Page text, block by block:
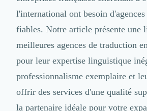
Logiciel de Gestion des Recrutements (ATS)
Solutions pour CSE
Marketing Digital
Inbound Marketing
Relations Presse et Publiques
Prospection Commerciale
Production Vidéo
l'international ont besoin
fiables. Notre article présente une
meilleures agences de traduction
pour leur expertise linguistique
professionnalisme exemplaire et
offrir des services d'une qualité
la partenaire idéale pour votre